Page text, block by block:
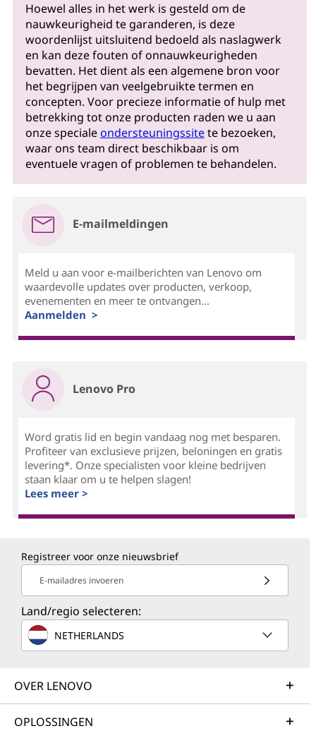
Hoewel alles in het werk is gesteld om de
nauwkeurigheid te garanderen, is deze
woordenlijst uitsluitend bedoeld als naslagwerk
en kan deze fouten of onnauwkeurigheden
bevatten. Het dient als een algemene bron voor
het begrijpen van veelgebruikte termen en
concepten. Voor precieze informatie of hulp met
betrekking tot onze producten raden we u aan
onze specialeondersteuningssitete bezoeken,
waar ons team direct beschikbaar is om
eventuele vragen of problemen te behandelen.
E-mailmeldingen
Meld u aan voor e-mailberichten van Lenovo om
waardevolle updates over producten, verkoop,
evenementen en meer te ontvangen...
Aanmelden >
Lenovo Pro
Word gratis lid en begin vandaag nog met besparen.
Profiteer van exclusieve prijzen, beloningen en gratis
levering*. Onze specialisten voor kleine bedrijven
staan klaar om u te helpen slagen!
Lees meer >
Registreer voor onze nieuwsbrief
E-mailadres invoeren
Land/regio selecteren:
NETHERLANDS
OVER LENOVO
OPLOSSINGEN